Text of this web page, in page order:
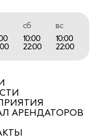
сб
10:00
22:00
вс
10:00
22:00
АРЕНДАТОРОВ